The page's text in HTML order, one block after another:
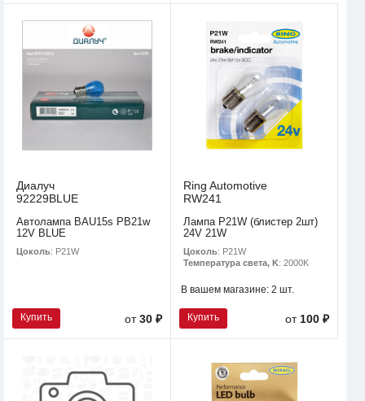
Диалуч
92229BLUE
Автолампа BAU15s PB21w
12V BLUE
Цоколь: P21W
Купить от30 ₽
Ring Automotive
RW241
Лампа P21W (блистер 2шт)
24V 21W
Цоколь: P21W
Температура света, K: 2000K
В вашем магазине: 2 шт.
Купить от100 ₽